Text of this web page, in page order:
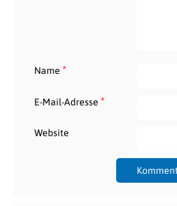
Name *
E-Mail-Adresse *
Website